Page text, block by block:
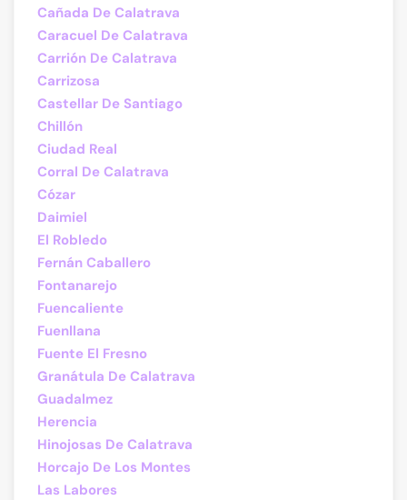
Cañada De Calatrava
Caracuel De Calatrava
Carrión De Calatrava
Carrizosa
Castellar De Santiago
Chillón
Ciudad Real
Corral De Calatrava
Cózar
Daimiel
El Robledo
Fernán Caballero
Fontanarejo
Fuencaliente
Fuenllana
Fuente El Fresno
Granátula De Calatrava
Guadalmez
Herencia
Hinojosas De Calatrava
Horcajo De Los Montes
Las Labores